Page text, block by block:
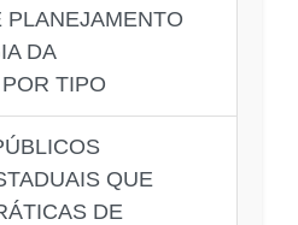
PLANEJAMENTO
DA
TIPO
QUE
DE